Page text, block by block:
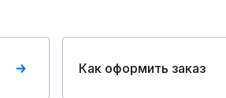
Как оформить заказ